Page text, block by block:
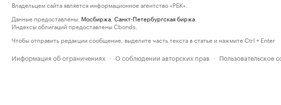
Владельцем сайта является информационное агентство «РБК».
Данные предоставлены: Мосбиржа Санкт-Петербургская биржа
Индексы облигаций предоставлены Cbonds.
Чтобы отправить редакции сообщение, выделите часть текста в статье и нажмите Ctrl + Enter
Информация об ограничениях · О соблюдении авторских прав · Пользовательское